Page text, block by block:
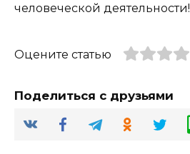
человеческой деятельности!
Оцените статью
Поделиться с друзьями